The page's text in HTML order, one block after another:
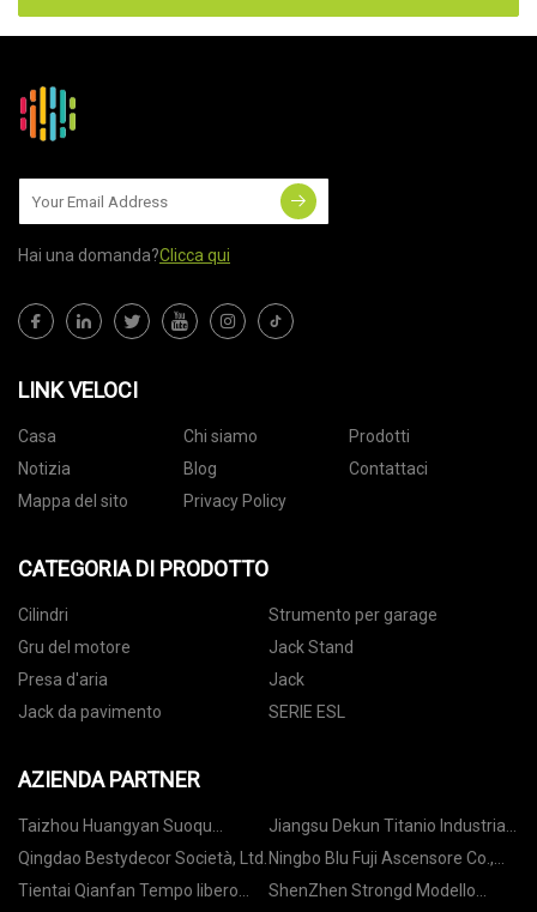
Hai una domanda?Clicca qui
LINK VELOCI
Casa Chi siamo
Prodotti
Notizia
Blog
Contattaci
Mappa del sito
Privacy Policy
CATEGORIA DI PRODOTTO
Cilindri
Strumento per garage
Gru del motore
Jack Stand
Presa d'aria
Jack
Jack da pavimento
SERIE ESL
AZIENDA PARTNER
Taizhou Huangyan Suoqu
Industry&Trade Co., Ltd
Jiangsu Dekun Titanio Industria
Co., Ltd.
Qingdao Bestydecor Società, Ltd. Ningbo Blu Fuji Ascensore Co.,
Ltd.
Tientai Qianfan Tempo libero
ShenZhen Strongd Modello